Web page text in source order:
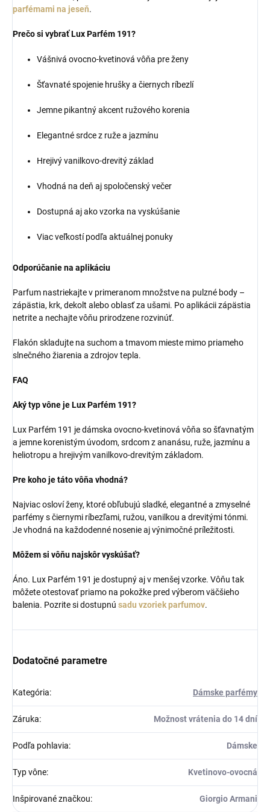
parfémami na jeseň.
Prečo si vybrať Lux Parfém 191?
Vášnivá ovocno-kvetinová vôňa pre ženy
Šťavnaté spojenie hrušky a čiernych ríbezlí
Jemne pikantný akcent ružového korenia
Elegantné srdce z ruže a jazmínu
Hrejivý vanilkovo-drevitý základ
Vhodná na deň aj spoločenský večer
Dostupná aj ako vzorka na vyskúšanie
Viac veľkostí podľa aktuálnej ponuky
Odporúčanie na aplikáciu
Parfum nastriekajte v primeranom množstve na pulzné body –
zápästia, krk, dekolt alebo oblasť za ušami. Po aplikácii zápästia
netrite a nechajte vôňu prirodzene rozvinúť.
Flakón skladujte na suchom a tmavom mieste mimo priameho
slnečného žiarenia a zdrojov tepla.
FAQ
Aký typ vône je Lux Parfém 191?
Lux Parfém 191 je dámska ovocno-kvetinová vôňa so šťavnatým
a jemne korenistým úvodom, srdcom z ananásu, ruže, jazmínu a
heliotropu a hrejivým vanilkovo-drevitým základom.
Pre koho je táto vôňa vhodná?
Najviac osloví ženy, ktoré obľubujú sladké, elegantné a zmyselné
parfémy s čiernymi ríbezľami, ružou, vanilkou a drevitými tónmi.
Je vhodná na každodenné nosenie aj výnimočné príležitosti.
Môžem si vôňu najskôr vyskúšať?
Áno. Lux Parfém 191 je dostupný aj v menšej vzorke. Vôňu tak
môžete otestovať priamo na pokožke pred výberom väčšieho
balenia. Pozrite si dostupnú sadu vzoriek parfumov.
Dodatočné parametre
Kategória: Dámske parfémy
Záruka: Možnost vrátenia do 14 dní
Podľa pohlavia: Dámske
Typ vône: Kvetinovo-ovocná
Inšpirované značkou: Giorgio Armani